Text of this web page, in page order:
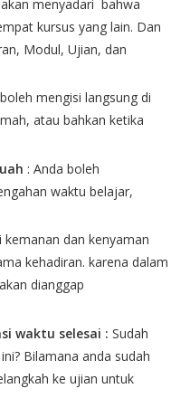
menyadari bahwa
kursus yang lain. Dan
Modul, Ujian, dan
mengisi langsung di
atau bahkan ketika
: Anda boleh
waktu belajar,
kemanan dan kenyaman
kehadiran. karena dalam
dianggap
waktu selesai : Sudah
Bilamana anda sudah
ke ujian untuk